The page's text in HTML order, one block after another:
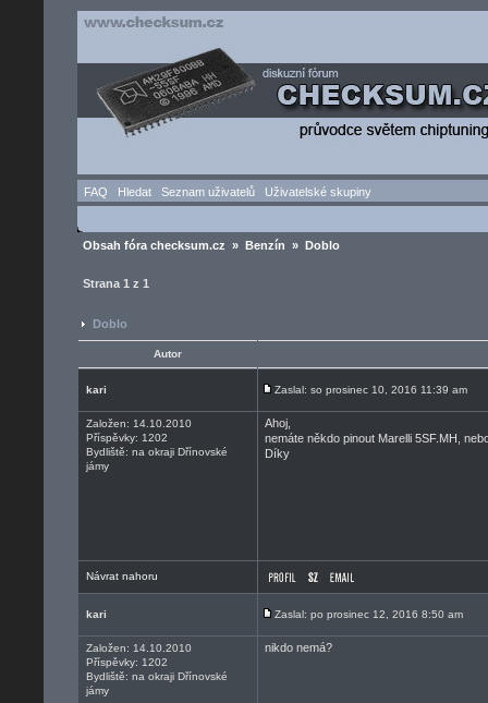
FAQ Hledat Seznam uživatelů Uživatelské skupiny
Obsah fóra checksum.cz » Benzín » Doblo
Strana 1 z 1
Doblo
Autor
kari Zaslal: so prosinec 10, 2016 11:39 am
Založen: 14.10.2010
Příspěvky: 1202
Bydliště: na okraji Dřínovské
jámy
Ahoj,
nemáte někdo pinout Marelli 5SF.MH,
Díky
Návrat nahoru
kari Zaslal: po prosinec 12, 2016 8:50 am
Založen: 14.10.2010
Příspěvky: 1202
Bydliště: na okraji Dřínovské
jámy
nikdo nemá?